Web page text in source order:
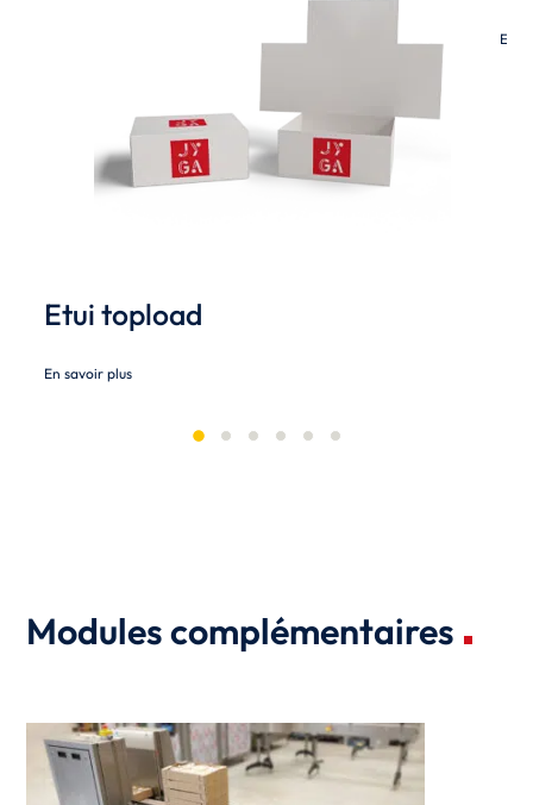
Etui topload
En savoir plus
En
Modules complémentaires